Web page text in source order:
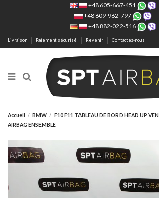
+48 605-667-451
+48 609-962-797
+48 882-022-516
Livraison Paiement sécurisé Revenir Contactez-nous
Accueil BMW
F10 F11 TABLEAU DE BORD HEAD UP
AIRBAG ENSEMBLE